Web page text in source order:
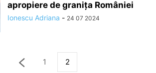
apropiere de granița României
Ionescu Adriana - 24 07 2024
1 2